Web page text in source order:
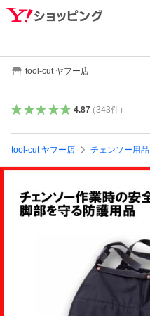
tool-cut ヤフー店
4.87（343件）
tool-cut ヤフー店 チェンソー用品